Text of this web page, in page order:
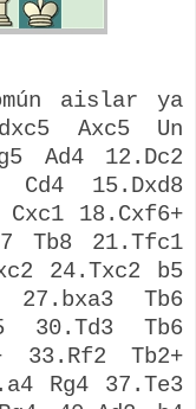
aislar ya
Axc5 Un
Ad4 12.Dc2
15.Dxd8
Cxc1 18.Cxf6+
Tb8 21.Tfc1
24.Txc2 b5
Tb6
30.Td3 Tb6
33.Rf2 Tb2+
Rg4 37.Te3